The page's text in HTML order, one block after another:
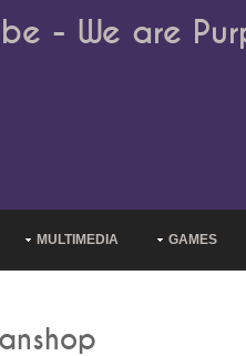
- We are
MULTIMEDIA GAMES